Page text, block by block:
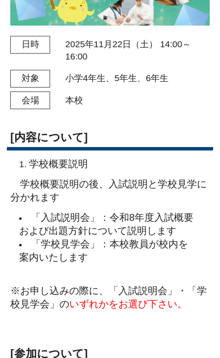
学校概要説明の後、入試説明と学校見学に
分かれます
「入試説明会」：令和8年度入試概要
および出題方針について説明します
「学校見学会」：本校教員が校内を
※お申し込みの際に、「入試説明会」・「学
校見学会」の いずれかをお選び下さい。
[参加について]
※当日のお申込みは受け付けておりません。
[申込みについて]
インターネットでのお申し込みのみ
になります。
下部ボタンよりご予約ください。（申込
受付開始時間になりますとボタンが表示
されます。）
えください。
※お申し込みの受付は11月21日（金）
13時00分に締め切りとなります。
[注意事項]